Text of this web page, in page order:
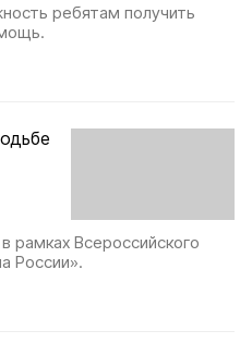
ребятам получить
рамках Всероссийского
России».